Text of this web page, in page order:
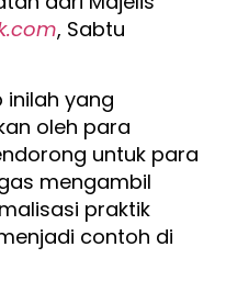
, Sabtu
inilah yang
oleh para
untuk para
mengambil
praktik
contoh di